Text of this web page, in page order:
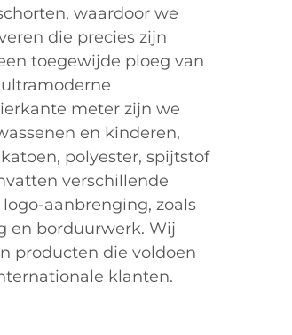
waardoor we
die precies zijn
toegewijde ploeg van
meter zijn we
en kinderen,
polyester, spijtstof
verschillende
aanbrenging, zoals
en borduurwerk. Wij
producten die voldoen
klanten.